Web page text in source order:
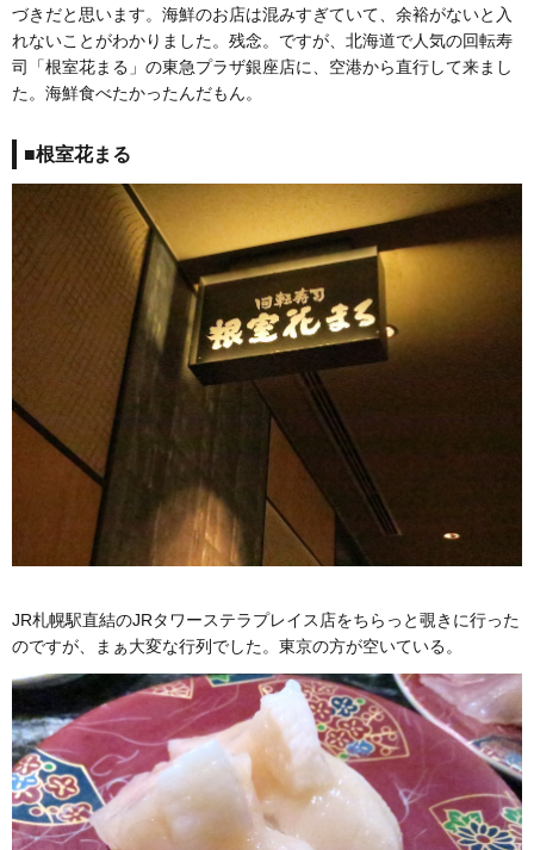
づきだと思います。海鮮のお店は混みすぎていて、余裕がないと入
れないことがわかりました。残念。ですが、北海道で人気の回転寿
司「根室花まる」の東急プラザ銀座店に、空港から直行して来まし
た。海鮮食べたかったんだもん。
■根室花まる
JR札幌駅直結のJRタワーステラプレイス店をちらっと覗きに行った
のですが、まぁ大変な行列でした。東京の方が空いている。